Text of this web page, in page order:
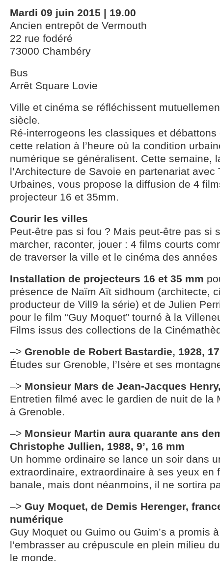
Mardi 09 juin 2015 | 19.00
Ancien entrepôt de Vermouth
22 rue fodéré
73000 Chambéry
Bus
Arrêt Square Lovie
Ville et cinéma se réfléchissent
siècle.
Ré-interrogeons les classiques et débattons
cette relation à l’heure où la condition
numérique se généralisent. Cette semaine,
l’Architecture de Savoie en partenariat avec
Urbaines, vous propose la diffusion de 4
projecteur 16 et 35mm.
Courir les villes
Peut-être pas si fou ? Mais peut-être pas si
marcher, raconter, jouer : 4 films courts
de traverser la ville et le cinéma des années
Installation de projecteurs 16 et 35 mm
présence de Naïm Aït sidhoum (architecte,
producteur de Vill9 la série) et de Julien
pour le film “Guy Moquet” tourné à la
Films issus des collections de la
–> Grenoble de Robert Bastardie, 1928,
Études sur Grenoble, l’Isère et ses
–> Monsieur Mars de Jean-Jacques
Entretien filmé avec le gardien de nuit de la
à Grenoble.
–> Monsieur Martin aura quarante ans
Christophe Jullien, 1988, 9’, 16 mm
Un homme ordinaire se lance un soir dans
extraordinaire, extraordinaire à ses yeux en
banale, mais dont néanmoins, il ne sortira
–> Guy Moquet, de Demis Herenger,
numérique
Guy Moquet ou Guimo ou Guim’s a promis
l’embrasser au crépuscule en plein milieu
le monde.